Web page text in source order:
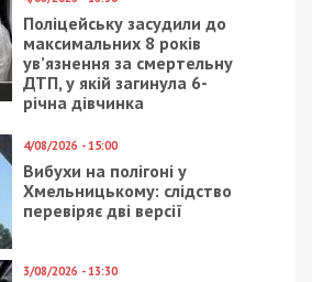
Поліцейську засудили до
максимальних 8 років
ув’язнення за смертельну
ДТП, у якій загинула 6-
річна дівчинка
4/08/2026 - 15:00
Вибухи на полігоні у
Хмельницькому: слідство
перевіряє дві версії
3/08/2026 - 13:30